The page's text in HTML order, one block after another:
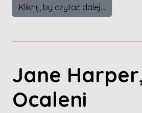
Kliknij, by czytać dalej...
Jane
Ocaleni